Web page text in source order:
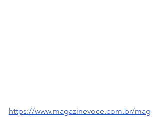
https://www.magazinevoce.com.br/mag